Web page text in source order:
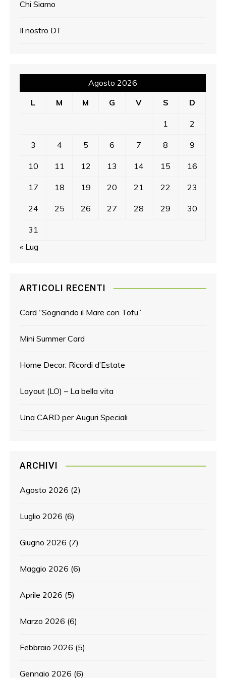
Chi Siamo
Il nostro DT
Agosto 2026
L
M M G V S D
1 2
3 4 5 6 7 8 9
10 11 12 13 14 15 16
17 18 19 20 21 22 23
24 25 26 27 28 29 30
31
« Lug
ARTICOLI RECENTI
Card “Sognando il Mare con Tofu”
Mini Summer Card
Home Decor: Ricordi d’Estate
Layout (LO) – La bella vita
Una CARD per Auguri Speciali
ARCHIVI
Agosto 2026 (2)
Luglio 2026 (6)
Giugno 2026 (7)
Maggio 2026 (6)
Aprile 2026 (5)
Marzo 2026 (6)
Febbraio 2026 (5)
Gennaio 2026 (6)